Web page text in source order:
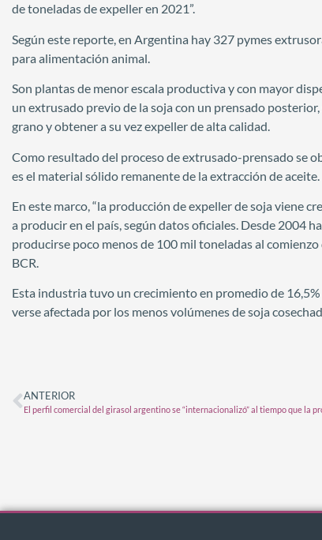
de toneladas de expeller en 2021”.
Según este reporte, en Argentina hay 327 pymes
para alimentación animal.
Son plantas de menor escala productiva y con mayor
un extrusado previo de la soja con un prensado
grano y obtener a su vez expeller de alta calidad.
Como resultado del proceso de extrusado-prensado se
es el material sólido remanente de la extracción de aceite.
En este marco, “la producción de expeller de soja viene
a producir en el país, según datos oficiales. Desde 2004
producirse poco menos de 100 mil toneladas al
BCR.
Esta industria tuvo un crecimiento en promedio de
verse afectada por los menos volúmenes de soja
ANTERIOR